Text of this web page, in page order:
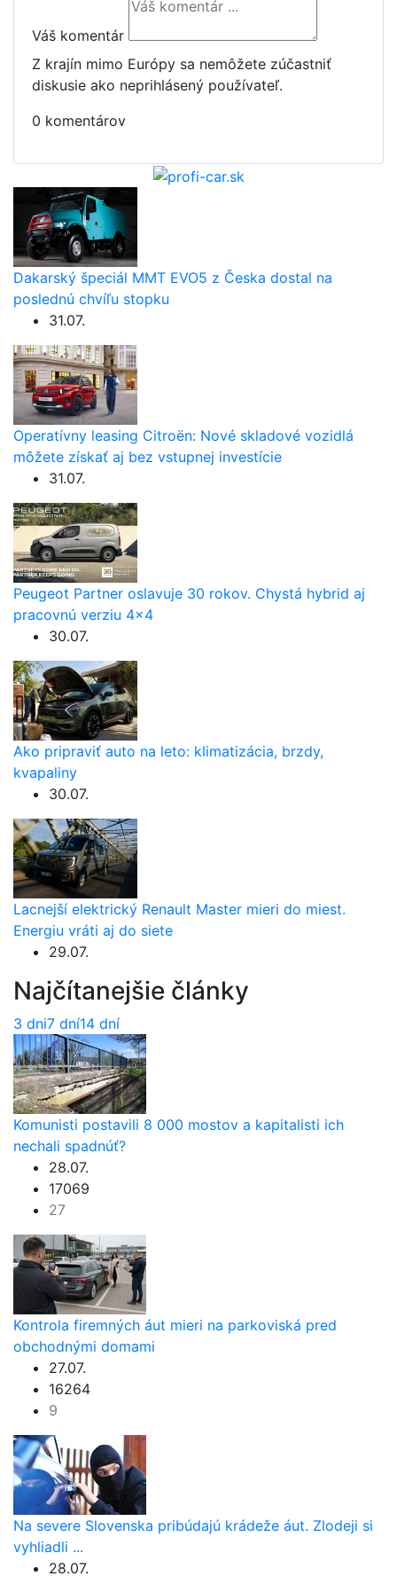
Váš komentár
Z krajín mimo Európy sa nemôžete zúčastniť
diskusie ako neprihlásený používateľ.
0 komentárov
Dakarský špeciál MMT EVO5 z Česka dostal na
poslednú chvíľu stopku
31.07.
Operatívny leasing Citroën: Nové skladové vozidlá
môžete získať aj bez vstupnej investície
31.07.
Peugeot Partner oslavuje 30 rokov. Chystá hybrid aj
pracovnú verziu 4×4
30.07.
Ako pripraviť auto na leto: klimatizácia, brzdy,
kvapaliny
30.07.
Lacnejší elektrický Renault Master mieri do miest.
Energiu vráti aj do siete
29.07.
Najčítanejšie články
3 dni7 dní14 dní
Komunisti postavili 8 000 mostov a kapitalisti ich
nechali spadnúť?
28.07.
17069
27
Kontrola firemných áut mieri na parkoviská pred
obchodnými domami
27.07.
16264
9
Na severe Slovenska pribúdajú krádeže áut. Zlodeji si
vyhliadli ...
28.07.